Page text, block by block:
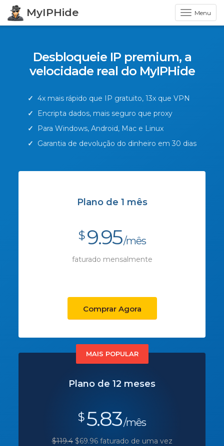
Menu
MyIPHide
Desbloqueie IP premium, a
velocidade real do MyIPHide
✓ 4x mais rápido que IP gratuito, 13x que VPN
✓
Encripta dados, mais seguro que proxy
✓
Para Windows, Android, Mac e Linux
✓
Garantia de devolução do dinheiro em 30 dias
Plano de 1 mês
$ 9.95/mês
faturado mensalmente
Comprar Agora
MAIS POPULAR
Plano de 12 meses
$ 5.83/mês
$119.4$69.96 faturado de uma vez